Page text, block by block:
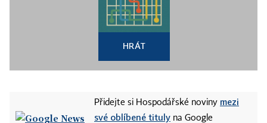
HRÁT
Přidejte si Hospodářské noviny mezi
své oblíbené tituly na Google